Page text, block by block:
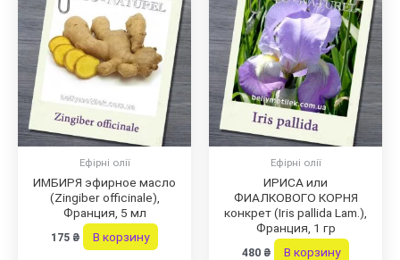
Ефірні олії
ИМБИРЯ эфирное масло
(Zingiber officinale),
Франция, 5 мл
175 ₴ В корзину
Ефірні олії
ИРИСА или
ФИАЛКОВОГО КОРНЯ
конкрет (Iris pallida Lam.),
Франция, 1 гр
480 ₴ В корзину